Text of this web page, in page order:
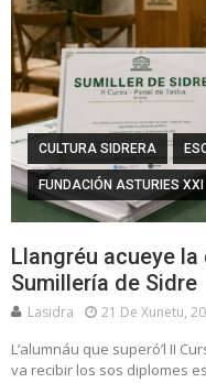
CULTURA SIDRERA
FUNDACIÓN ASTURIES XXI
Llangréu acueye
Sumillería de Sidre
Lasidra 21 De Xunetu,
L’alumnáu que superó’l II
va recibir los sos diplomes